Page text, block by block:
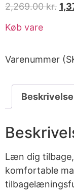
2,269.00kr.
Køb vare
Varenummer
Beskrivelse
Læn dig
komfortable